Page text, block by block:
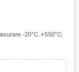
-20°C..+550°C;